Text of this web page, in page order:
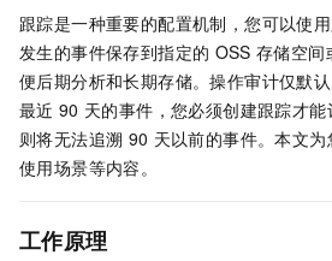
跟踪是一种重要的配置机制，您可以使
发生的事件保存到指定的 OSS 存储空间
便后期分析和长期存储。操作审计仅默
最近 90 天的事件，您必须创建跟踪才
则将无法追溯 90 天以前的事件。本文为
使用场景等内容。
工作原理